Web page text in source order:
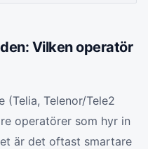
Vilken operatör
(Telia, Telenor/Tele2
operatörer som hyr in
är det oftast smartare